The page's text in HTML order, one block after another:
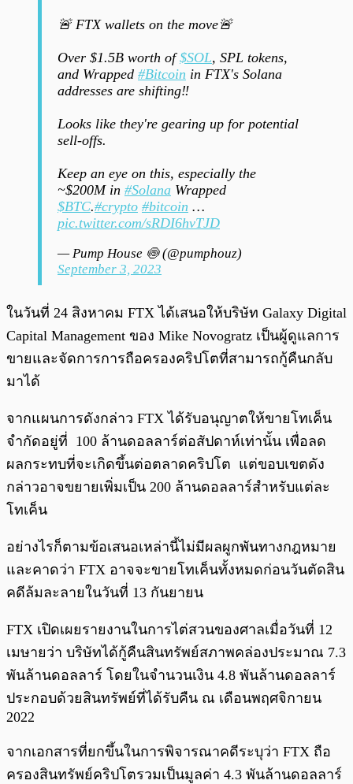
🚨 FTX wallets on the move🚨
Over $1.5B worth of$SOL, SPL tokens,
and Wrapped #Bitcoin in FTX's Solana
addresses are shifting‼️
Looks like they're gearing up for potential
sell-offs.
Keep an eye on this, especially the
~$200M in #Solana Wrapped
$BTC.#crypto #bitcoin …
pic.twitter.com/sRDI6hvTJD
— Pump House 🍥 (@pumphouz)
September 3, 2023
ในวันที่ 24 สิงหาคม FTX ได้เสนอให้บริษัท Galaxy Digital
Capital Management ของ Mike Novogratz เป็นผู้ดูแลการ
ขายและจัดการการถือครองคริปโตที่สามารถกู้คืนกลับ
มาได้
จากแผนการดังกล่าว FTX ได้รับอนุญาตให้ขายโทเค็น
จำกัดอยู่ที่ 100 ล้านดอลลาร์ต่อสัปดาห์เท่านั้น เพื่อลด
ผลกระทบที่จะเกิดขึ้นต่อตลาดคริปโต แต่ขอบเขตดัง
กล่าวอาจขยายเพิ่มเป็น 200 ล้านดอลลาร์สำหรับแต่ละ
โทเค็น
อย่างไรก็ตามข้อเสนอเหล่านี้ไม่มีผลผูกพันทางกฎหมาย
และคาดว่า FTX อาจจะขายโทเค็นทั้งหมดก่อนวันตัดสิน
คดีล้มละลายในวันที่ 13 กันยายน
FTX เปิดเผยรายงานในการไต่สวนของศาลเมื่อวันที่ 12
เมษายว่า บริษัทได้กู้คืนสินทรัพย์สภาพคล่องประมาณ 7.3
พันล้านดอลลาร์ โดยในจำนวนเงิน 4.8 พันล้านดอลลาร์
ประกอบด้วยสินทรัพย์ที่ได้รับคืน ณ เดือนพฤศจิกายน
2022
จากเอกสารที่ยกขึ้นในการพิจารณาคดีระบุว่า FTX ถือ
ครองสินทรัพย์คริปโตรวมเป็นมูลค่า 4.3 พันล้านดอลลาร์